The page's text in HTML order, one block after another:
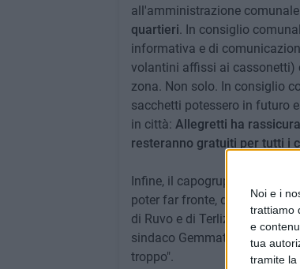
Noi e i
trattiamo
e
tua
tramite la
all'amministrazione
quartieri. In consiglio
informativa e di
volantini affissi ai cassonetti)
zona. Non solo. In consiglio
sacchetti potessero in futuro
in città: Allegretti ha
resteranno gratuiti per tutti i
Infine, il capogruppo De
poter far fronte, da un giorno
di Ruvo e di Terlizzi, sia in
sindaco Gemmato eviti che i
troppo".